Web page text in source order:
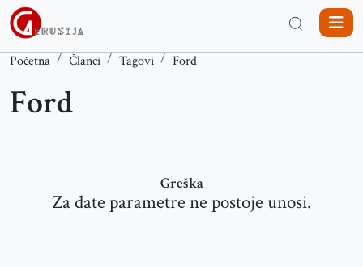
Početna Članci Tagovi Ford
Ford
Greška
Za date parametre ne postoje unosi.